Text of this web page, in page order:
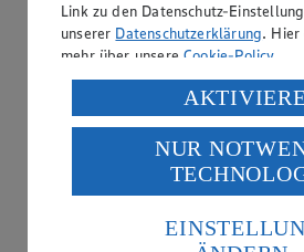
Link zu den Datenschutz-
unserer Datenschutzerklärung. Hier
mehr über unsereCookie-Policy.
Verarbeitung deiner
USA durch Facebook und YouTube:
Wenn du auf „Aktivieren“ klickst,
des Art. 49 Abs. 1 Satz 1 lit. a)
Daten in den USA verarbeitet
die USA als Land mit einem nach
Standards nicht angemessenen
NUR